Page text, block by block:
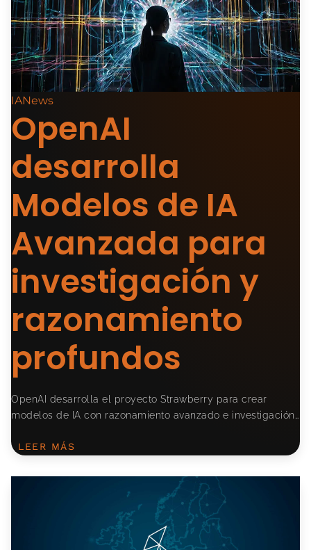
IANews
OpenAI
desarrolla
Modelos de IA
Avanzada para
investigación y
razonamiento
profundos
OpenAI desarrolla el proyecto Strawberry para crear
modelos de IA con razonamiento avanzado e investigación…
LEER MÁS